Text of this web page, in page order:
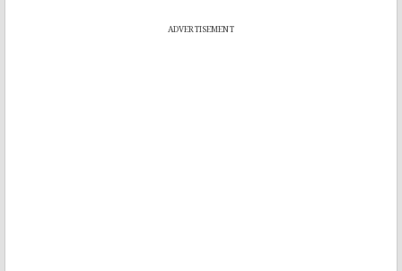
ADVERTISEMENT